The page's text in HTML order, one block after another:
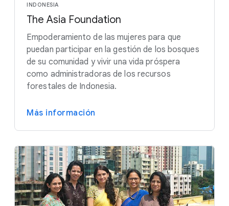
INDONESIA
The Asia Foundation
Empoderamiento de las mujeres para que
puedan participar en la gestión de los bosques
de su comunidad y vivir una vida próspera
como administradoras de los recursos
forestales de Indonesia.
Más información